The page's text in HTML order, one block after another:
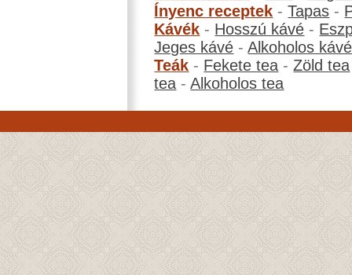
Ínyenc receptek -Tapas -
Kávék - Hosszú kávé -
Jeges kávé -Alkoholos kávé
Teák - Fekete tea -Zöld tea
tea -Alkoholos tea